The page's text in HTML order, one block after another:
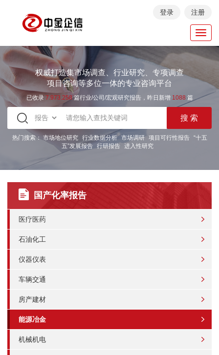
登录 注册
权威打造集市场调查、行业研究、专项调查
项目咨询等多位一体的专业咨询平台
已收录 7.973.258篇行业/公司/宏观研究报告，昨日新增 1088 篇
热门搜索： 市场地位研究 行业数据分析 市场调研 项目可行性报告
“十五
五”发展报告 行研报告 进入性研究
国产化率报告
医疗医药
石油化工
仪器仪表
车辆交通
房产建材
能源冶金
机械机电